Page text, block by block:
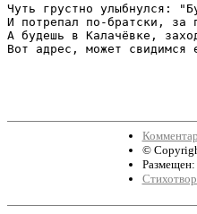
Чуть грустно улыбнулся:
И потрепал по-братски, за
А будешь в Калачёвке,
Вот адрес, может
©